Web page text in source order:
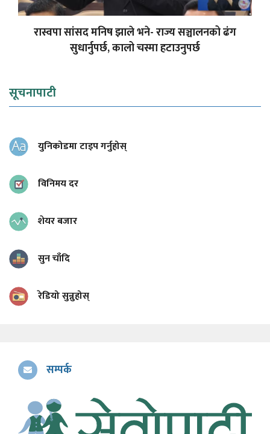
रास्वपा सांसद मनिष झाले भने- राज्य सञ्चालनको ढंग
सुधार्नुपर्छ, कालो चस्मा हटाउनुपर्छ
सूचनापाटी
युनिकोडमा टाइप गर्नुहोस्
विनिमय दर
शेयर बजार
सुन चाँदि
रेडियो सुन्नुहोस्
सम्पर्क